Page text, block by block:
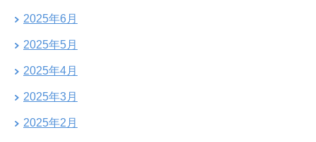
2025年6月
2025年5月
2025年4月
2025年3月
2025年2月